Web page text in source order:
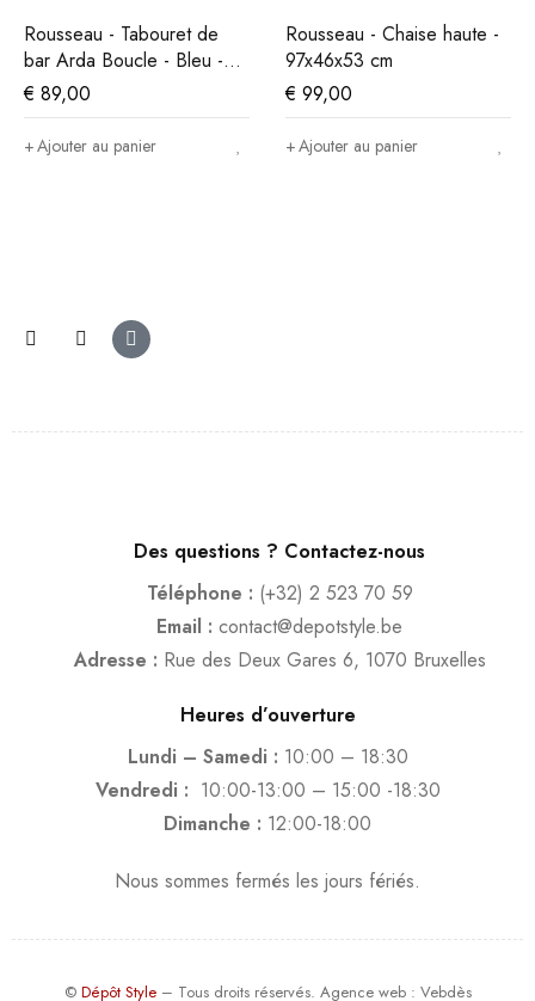
Rousseau - Tabouret de
bar Arda Boucle - Bleu -
86x49x46 cm
€ 89,00
Ajouter au panier
Rousseau - Chaise haute -
97x46x53 cm
€ 99,00
Ajouter au panier
Des questions ? Contactez-nous
Téléphone : (+32) 2 523 70 59
Email : contact@depotstyle.be
Adresse : Rue des Deux Gares 6, 1070 Bruxelles
Heures d’ouverture
Lundi – Samedi : 10:00 – 18:30
Vendredi : 10:00-13:00 – 15:00 -18:30
Dimanche : 12:00-18:00
Nous sommes fermés les jours fériés.
© Dépôt Style– Tous droits réservés. Agence web: Vebdès